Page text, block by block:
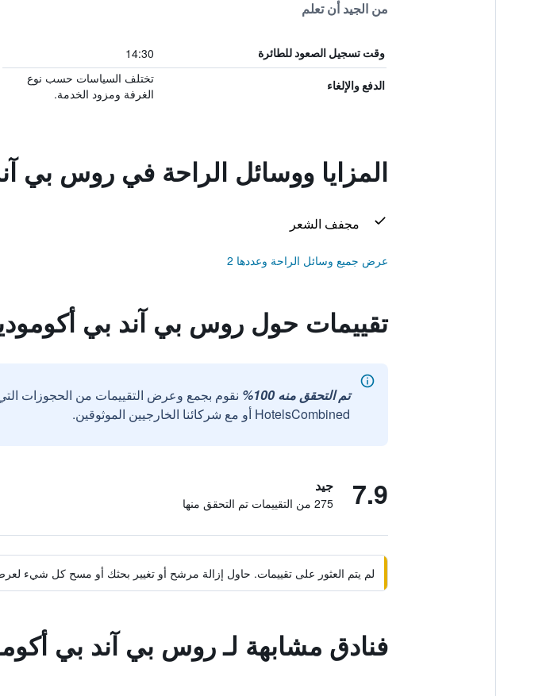
من الجيد أن تعلم
وقت تسجيل الصعود للطائرة 14:30
الدفع والإلغاء
تختلف السياسات حسب نوع
الغرفة ومزود الخدمة.
المزايا ووسائل الراحة في روس بي
مجفف الشعر
عرض جميع وسائل الراحة وعددها 2
تقييمات حول روس بي آند بي
تم التحقق منه 100%
نقوم بجمع وعرض التقييمات من الحجوزات
HotelsCombined أو مع شركائنا الخارجيين الموثوقين.
7.9 جيد
275 من التقييمات تم التحقق منها
لم يتم العثور على تقييمات. حاول إزالة مرشح أو تغيير بحثك أو مسح كل شيء
فنادق مشابهة لـ روس بي آند بي